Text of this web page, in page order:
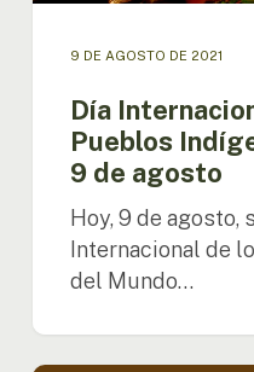
9 DE AGOSTO DE 2021
Día
Pueblos
9 de agosto
Hoy, 9 de agosto,
Internacional de
del Mundo…